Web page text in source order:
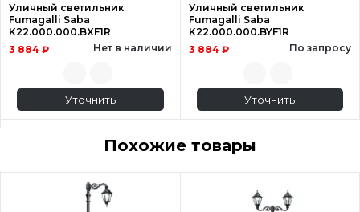
Уличный светильник
Fumagalli Saba
K22.000.000.BXF1R
3 884 ₽
Нет в наличии
Уточнить
Уличный светильник
Fumagalli Saba
K22.000.000.BYF1R
3 884 ₽
По запросу
Уточнить
Похожие товары